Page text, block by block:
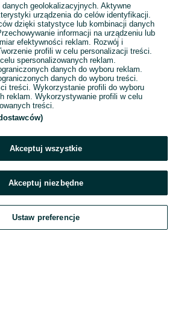
Zaloguj się
jednego z dostawców wskazanych powyżej,
OLX.pl w jego aktualnym brzmieniu.
danych geolokalizacyjnych. Aktywne
urządzenia do celów identyfikacji.
dzięki statystyce lub kombinacji danych
informacji na urządzeniu lub
efektywności reklam. Rozwój i
profili w celu personalizacji treści.
spersonalizowanych reklam.
danych do wyboru reklam.
danych do wyboru treści.
treści. Wykorzystanie profili do wyboru
reklam. Wykorzystywanie profili w celu
treści.
Akceptuj wszystkie
Akceptuj niezbędne
Ustaw preferencje